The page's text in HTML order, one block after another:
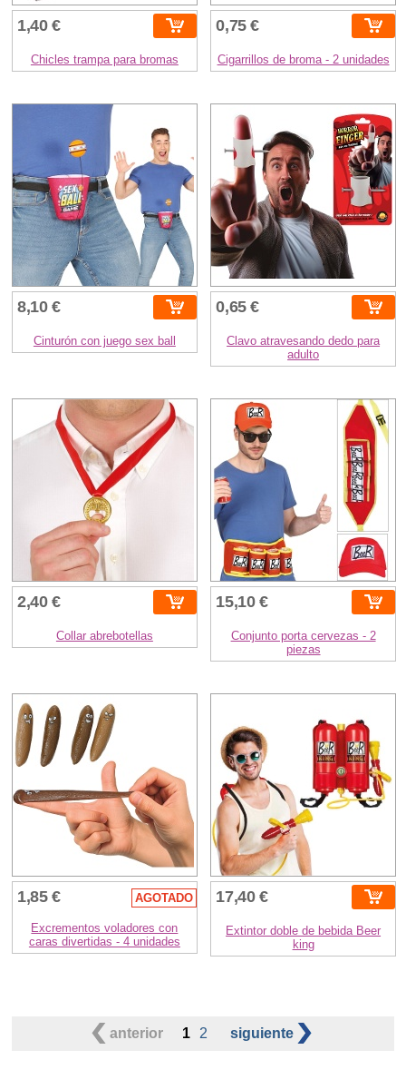
1,40 €
Chicles trampa para bromas
0,75 €
Cigarrillos de broma - 2 unidades
8,10 €
Cinturón con juego sex ball
0,65 €
Clavo atravesando dedo para
adulto
2,40 €
Collar abrebotellas
15,10 €
Conjunto porta cervezas - 2
piezas
1,85 € AGOTADO
Excrementos voladores con
caras divertidas - 4 unidades
17,40 €
Extintor doble de bebida Beer
king
anterior 1 2 siguiente